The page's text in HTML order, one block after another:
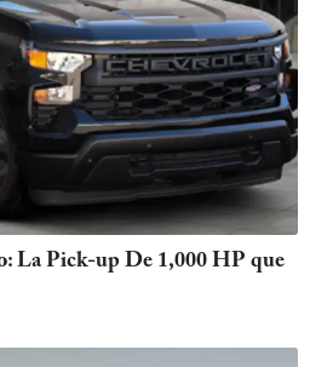
La Pick-up De 1,000 HP que